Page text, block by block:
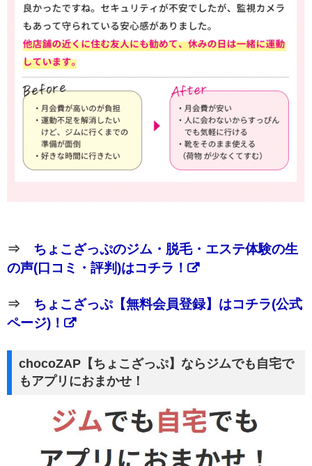
⇒ ちょこざっぷのジム・脱毛・エステ体験の生
の声(口コミ・評判)はコチラ！
⇒ ちょこざっぷ【無料会員登録】はコチラ(公式
ページ)！
chocoZAP【ちょこざっぷ】ならジムでも自宅で
もアプリにおまかせ！